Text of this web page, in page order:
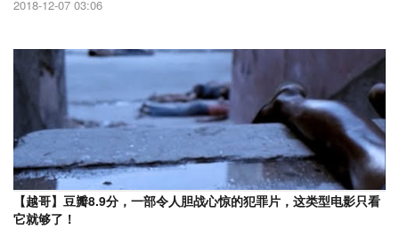
2018-12-07 03:06
【越哥】豆瓣8.9分，一部令人胆战心惊的犯罪片，这类型电影只看
它就够了！